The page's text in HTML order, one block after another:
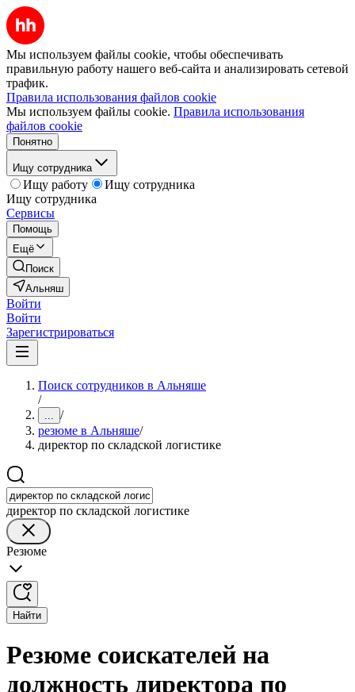
Мы используем файлы cookie, чтобы обеспечивать
правильную работу нашего веб-сайта и анализировать сетевой
трафик.
Правила использования файлов cookie
Мы используем файлы cookie. Правила использования
файлов cookie
Понятно
Ищу сотрудника
Ищу работу
Ищу сотрудника
Ищу сотрудника
Сервисы
Помощь
Ещё
Поиск
Альняш
Войти
Войти
Зарегистрироваться
Поиск сотрудников в Альняше
/
... /
резюме в Альняше/
директор по складской логистике
директор по складской логистике
Резюме
Найти
Резюме соискателей на
должность директора по